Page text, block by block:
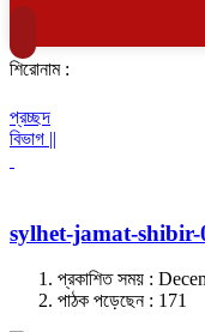
শিরোনাম :
প্রচ্ছদ
বিভাগ ||
sylhet-jamat-shibir-
প্রকাশিত সময় :
পাঠক পড়েছেন : 171